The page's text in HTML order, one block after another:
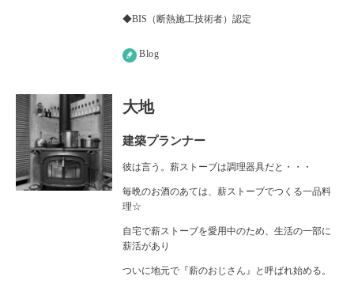
◆BIS（断熱施工技術者）認定
Blog
大地
建築プランナー
彼は言う。薪ストーブは調理器具だと・・・
毎晩のお酒のあては、薪ストーブでつくる一品料
理☆
自宅で薪ストーブを愛用中のため、生活の一部に
薪活があり
ついに地元で『薪のおじさん』と呼ばれ始める。